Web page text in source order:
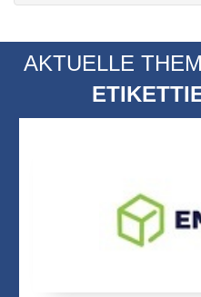
AKTUELLE